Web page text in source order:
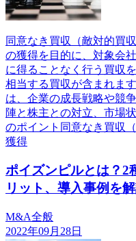
同意なき買収（敵対的買
の獲得を目的に、対象会
に得ることなく行う買収
相当する買収が含まれま
は、企業の成長戦略や競
陣と株主との対立、市場
のポイント同意なき買収
獲得
ポイズンピルとは？2
リット、導入事例を
M&A全般
2022年09月28日